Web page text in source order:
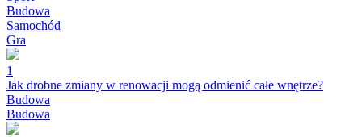
Budowa
Samochód
Gra
1
Jak drobne zmiany w renowacji mogą odmienić całe wnętrze?
Budowa
Budowa